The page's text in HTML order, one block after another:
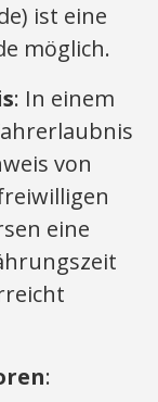
ist eine
möglich.
: In einem
von
eine
: